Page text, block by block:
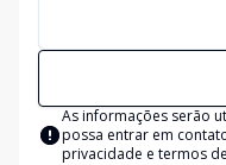
As informações serão
possa entrar em
privacidade e termos